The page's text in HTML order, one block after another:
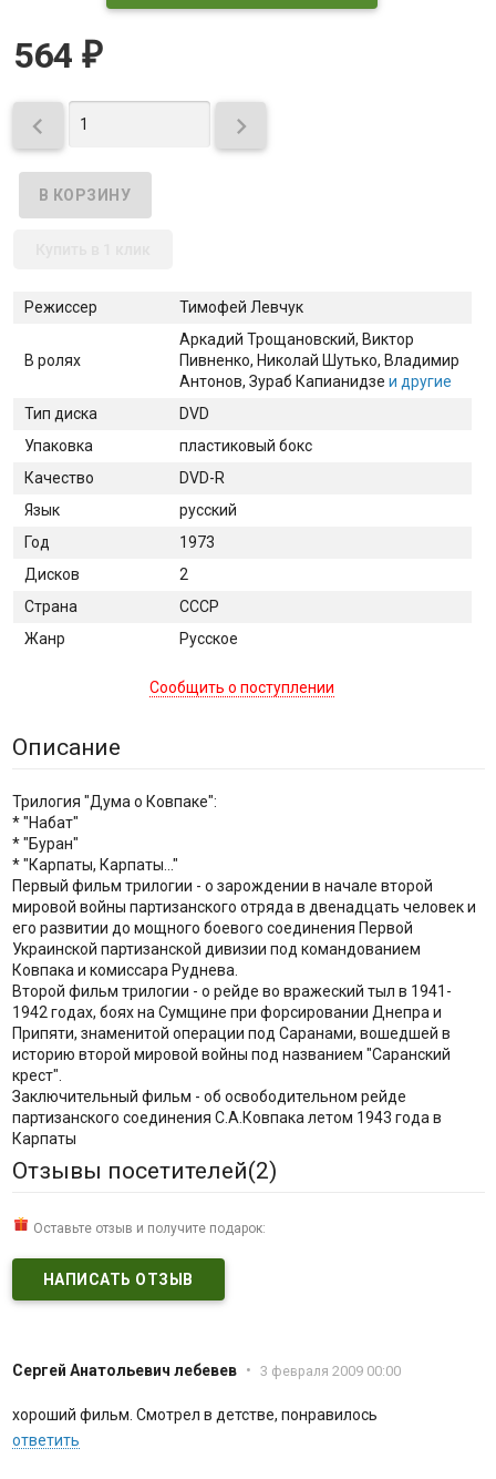
564 ₽
 
Режиссер Тимофей Левчук
В ролях
Аркадий Трощановский, Виктор
Пивненко, Николай Шутько, Владимир
Антонов, Зураб Капианидзе и другие
Тип диска
DVD
Упаковка
пластиковый бокс
Качество
DVD-R
Язык
русский
Год
1973
Дисков
2
Страна
СССР
Жанр
Русское
Сообщить о поступлении
Описание
Трилогия "Дума о Ковпаке":
* "Набат"
* "Буран"
* "Карпаты, Карпаты..."
Первый фильм трилогии - о зарождении в начале второй
мировой войны партизанского отряда в двенадцать человек и
его развитии до мощного боевого соединения Первой
Украинской партизанской дивизии под командованием
Ковпака и комиссара Руднева.
Второй фильм трилогии - о рейде во вражеский тыл в 1941-
1942 годах, боях на Сумщине при форсировании Днепра и
Припяти, знаменитой операции под Саранами, вошедшей в
историю второй мировой войны под названием "Саранский
крест".
Заключительный фильм - об освободительном рейде
партизанского соединения С.А.Ковпака летом 1943 года в
Карпаты
Отзывы посетителей(2)
Оставьте отзыв и получите подарок:
НАПИСАТЬ ОТЗЫВ
Сергей Анатольевич лебевев • 3 февраля 2009 00:00
хороший фильм. Смотрел в детстве, понравилось
ответить